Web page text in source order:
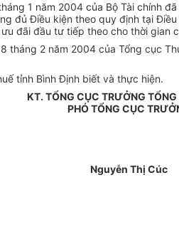
1 năm 2004 của Bộ Tài chính
đủ Điều kiện theo quy định tại
đãi đầu tư tiếp theo cho thời gian
tháng 2 năm 2004 của Tổng cục
tỉnh Bình Định biết và thực hiện.
KT. TỔNG CỤC TRƯỞNG TỔNG
PHÓ TỔNG CỤC
Nguyễn Thị Cúc